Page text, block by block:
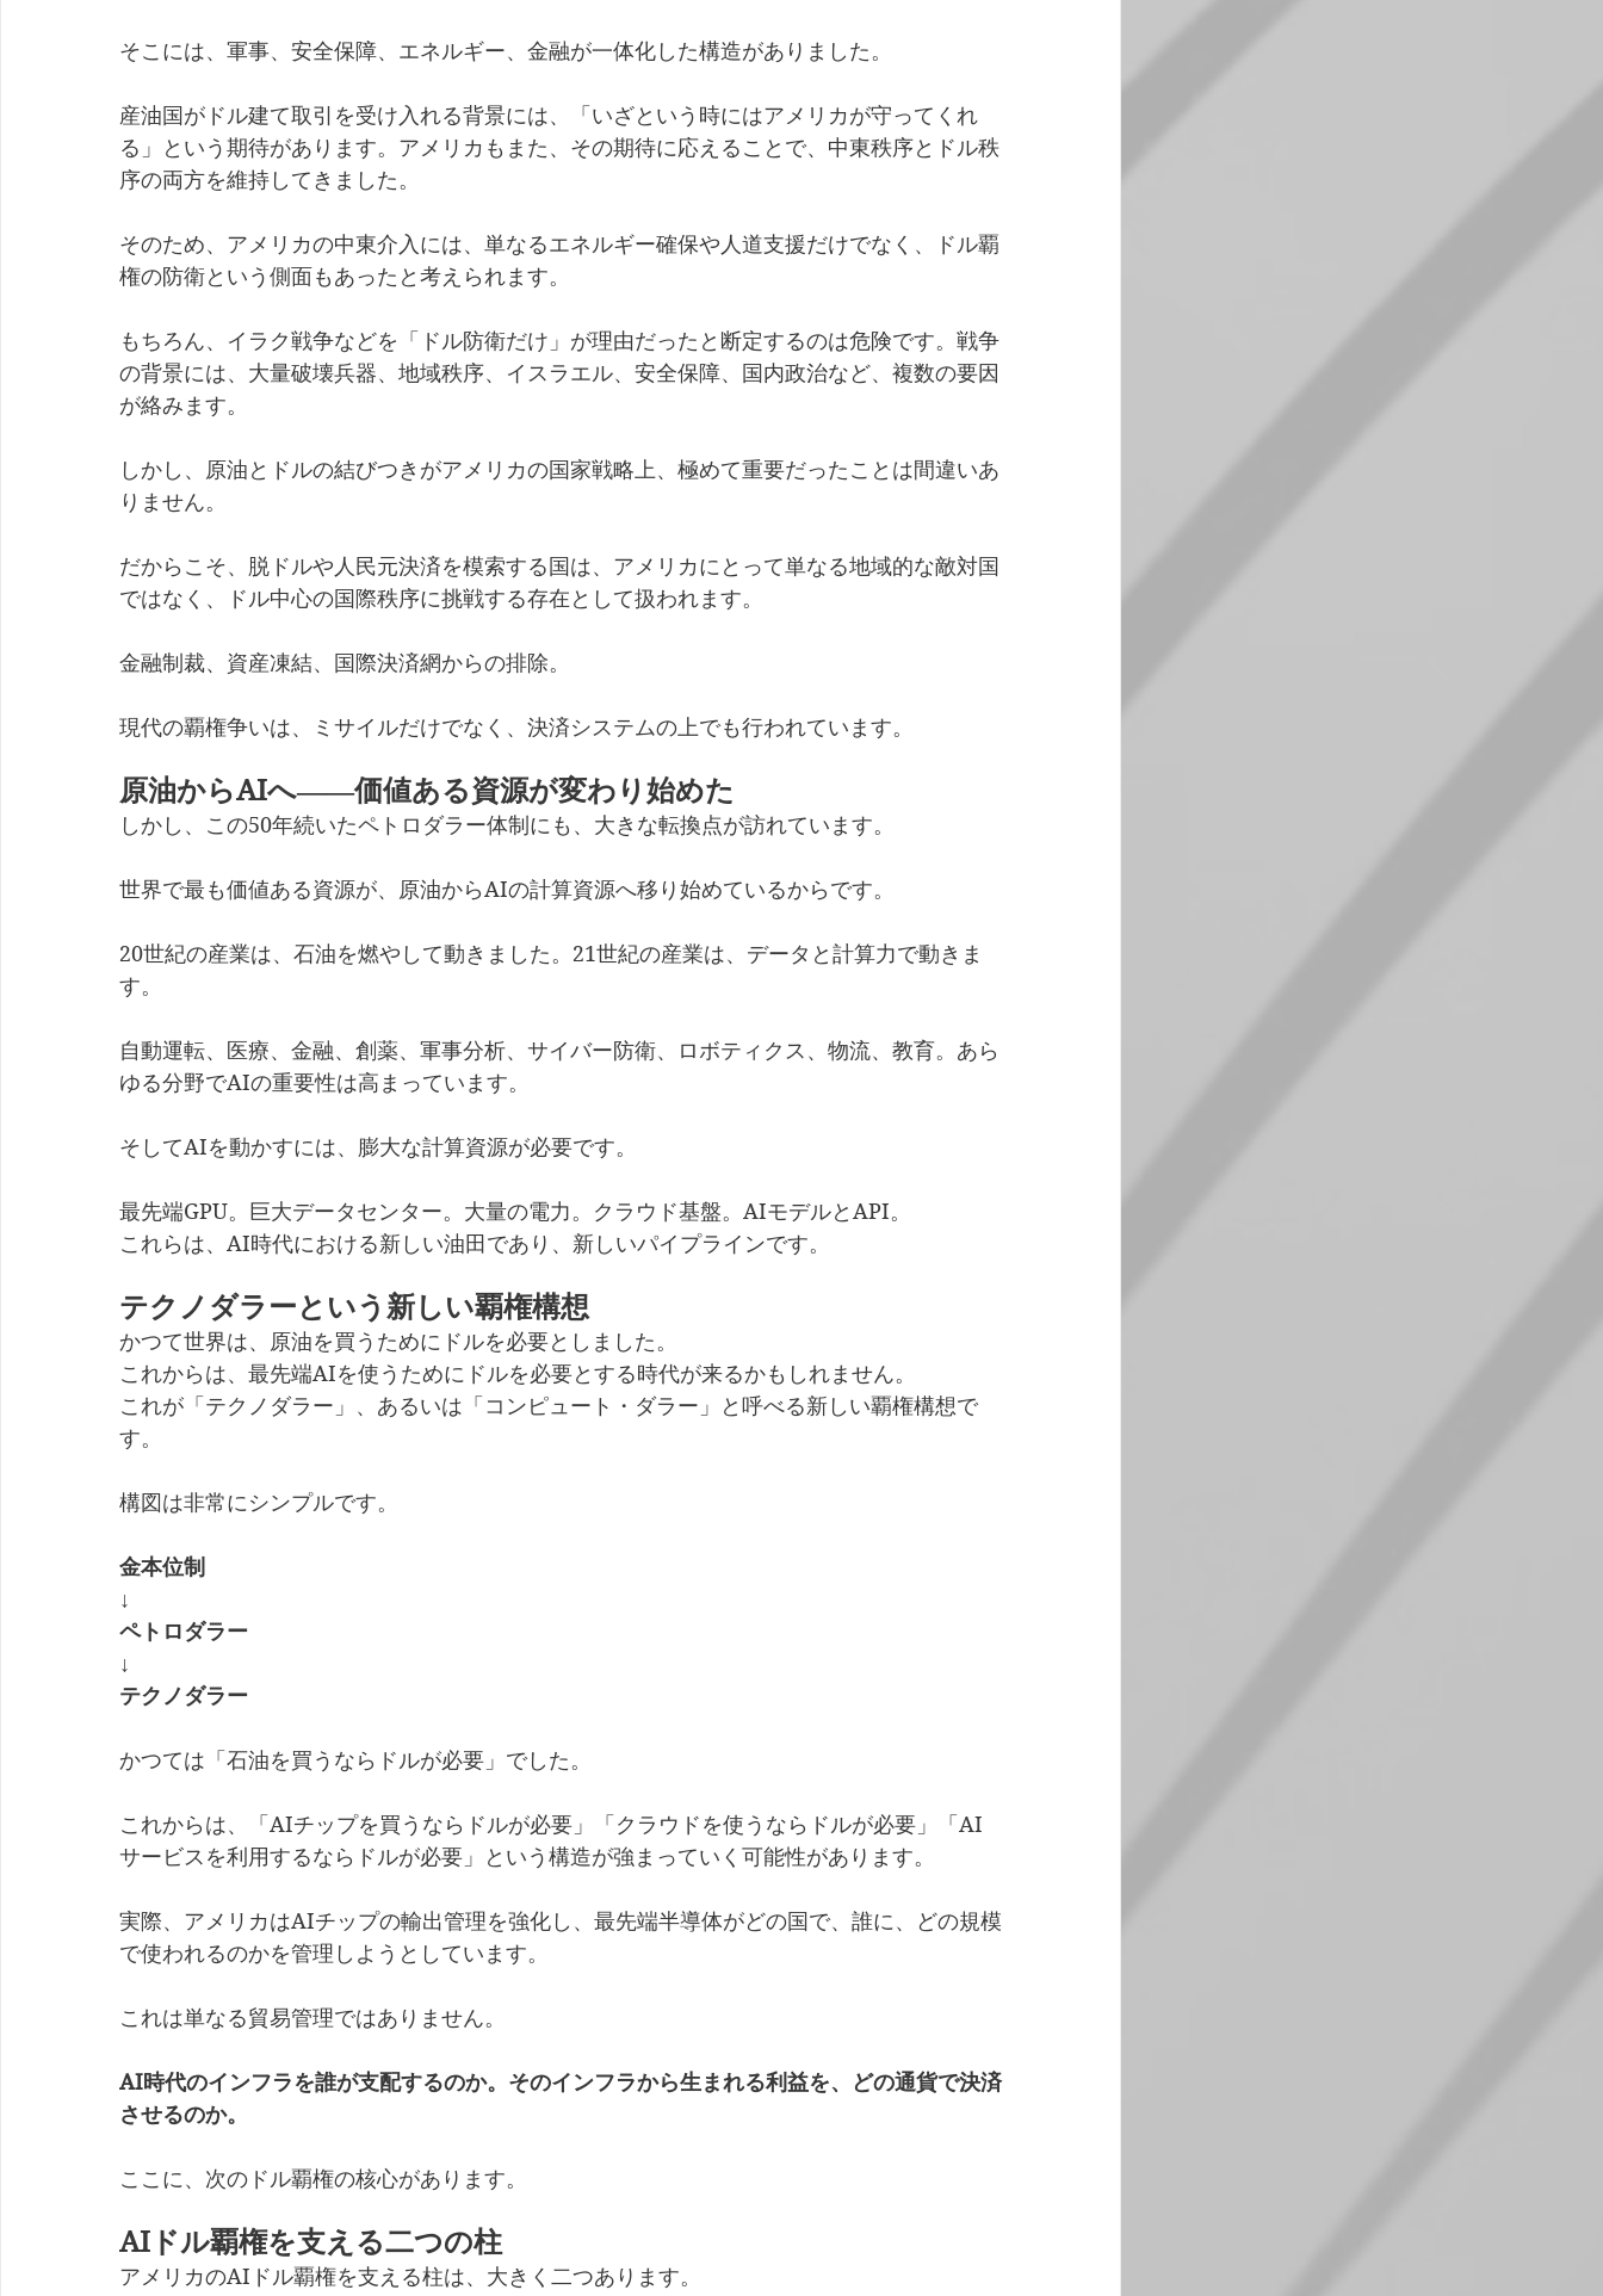
そこには、軍事、安全保障、エネルギー、金融が一体化した構造がありました。
産油国がドル建て取引を受け入れる背景には、「いざという時にはアメリカが守ってくれ
る」という期待があります。アメリカもまた、その期待に応えることで、中東秩序とドル秩
序の両方を維持してきました。
そのため、アメリカの中東介入には、単なるエネルギー確保や人道支援だけでなく、ドル覇
権の防衛という側面もあったと考えられます。
もちろん、イラク戦争などを「ドル防衛だけ」が理由だったと断定するのは危険です。戦争
の背景には、大量破壊兵器、地域秩序、イスラエル、安全保障、国内政治など、複数の要因
が絡みます。
しかし、原油とドルの結びつきがアメリカの国家戦略上、極めて重要だったことは間違いあ
りません。
だからこそ、脱ドルや人民元決済を模索する国は、アメリカにとって単なる地域的な敵対国
ではなく、ドル中心の国際秩序に挑戦する存在として扱われます。
金融制裁、資産凍結、国際決済網からの排除。
現代の覇権争いは、ミサイルだけでなく、決済システムの上でも行われています。
原油からAIへ――価値ある資源が変わり始めた
しかし、この50年続いたペトロダラー体制にも、大きな転換点が訪れています。
世界で最も価値ある資源が、原油からAIの計算資源へ移り始めているからです。
20世紀の産業は、石油を燃やして動きました。21世紀の産業は、データと計算力で動きま
す。
自動運転、医療、金融、創薬、軍事分析、サイバー防衛、ロボティクス、物流、教育。あら
ゆる分野でAIの重要性は高まっています。
そしてAIを動かすには、膨大な計算資源が必要です。
最先端GPU。巨大データセンター。大量の電力。クラウド基盤。AIモデルとAPI。
これらは、AI時代における新しい油田であり、新しいパイプラインです。
テクノダラーという新しい覇権構想
かつて世界は、原油を買うためにドルを必要としました。
これからは、最先端AIを使うためにドルを必要とする時代が来るかもしれません。
これが「テクノダラー」、あるいは「コンピュート・ダラー」と呼べる新しい覇権構想で
す。
構図は非常にシンプルです。
金本位制
↓
ペトロダラー
↓
テクノダラー
かつては「石油を買うならドルが必要」でした。
これからは、「AIチップを買うならドルが必要」「クラウドを使うならドルが必要」「AI
サービスを利用するならドルが必要」という構造が強まっていく可能性があります。
実際、アメリカはAIチップの輸出管理を強化し、最先端半導体がどの国で、誰に、どの規模
で使われるのかを管理しようとしています。
これは単なる貿易管理ではありません。
AI時代のインフラを誰が支配するのか。そのインフラから生まれる利益を、どの通貨で決済
させるのか。
ここに、次のドル覇権の核心があります。
AIドル覇権を支える二つの柱
アメリカのAIドル覇権を支える柱は、大きく二つあります。